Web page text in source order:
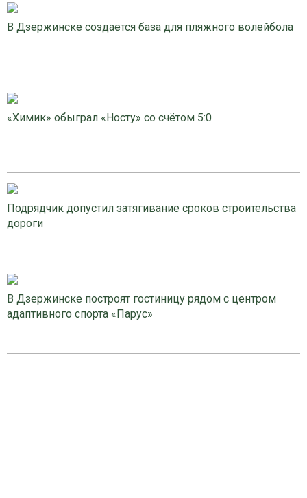
В Дзержинске создаётся база для пляжного волейбола
«Химик» обыграл «Носту» со счётом 5:0
Подрядчик допустил затягивание сроков строительства
дороги
В Дзержинске построят гостиницу рядом с центром
адаптивного спорта «Парус»